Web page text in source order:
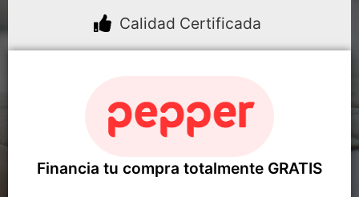
Calidad Certificada
Financia tu compra totalmente GRATIS